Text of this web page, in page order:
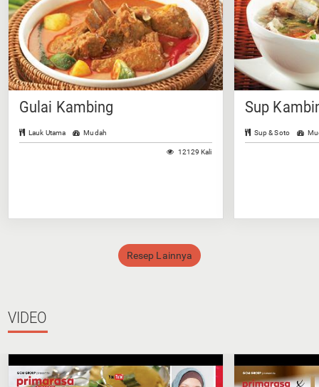
Gulai Kambing
Lauk Utama Mudah
12129 Kali
Sup
Sup & Soto
Resep Lainnya
VIDEO